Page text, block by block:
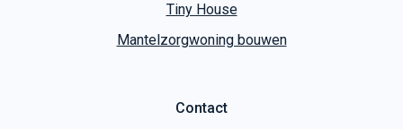
Tiny House
Mantelzorgwoning bouwen
Contact